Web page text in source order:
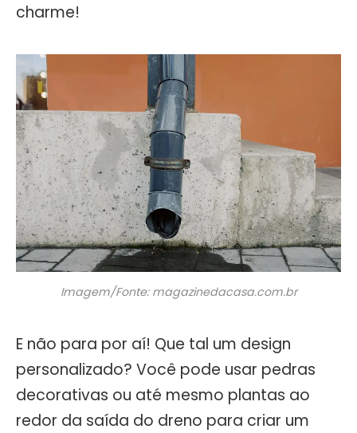
charme!
Imagem/Fonte: magazinedacasa.com.br
E não para por aí! Que tal um design
personalizado? Você pode usar pedras
decorativas ou até mesmo plantas ao
redor da saída do dreno para criar um